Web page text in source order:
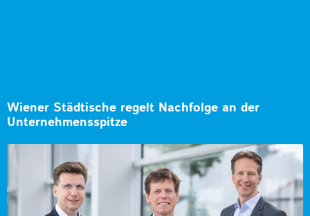
Wiener Städtische regelt Nachfolge an der
Unternehmensspitze